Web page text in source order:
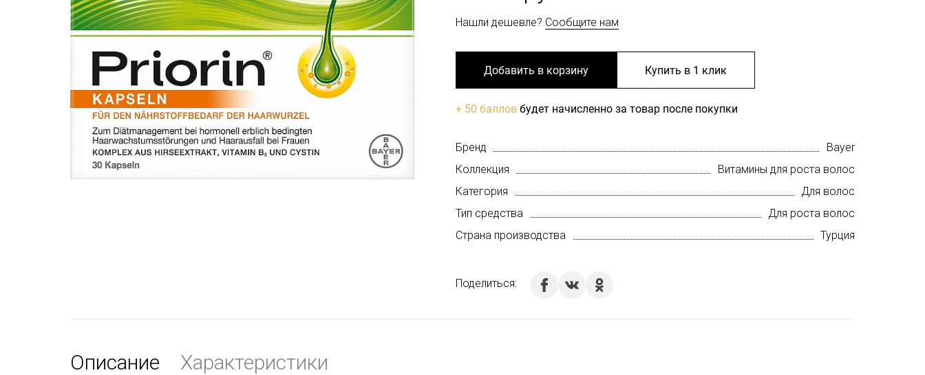
Нашли дешевле? Сообщите нам
Добавить в корзину Купить в 1 клик
+ 50 баллов будет начисленно за товар после покупки
Бренд
Bayer
Коллекция
Витамины для роста волос
Категория
Для волос
Тип средства
Для роста волос
Страна производства
Турция
Поделиться:
Описание Характеристики